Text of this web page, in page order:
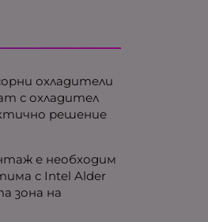
охладители
с охладител
решение
е необходим
с Intel Alder
зона на